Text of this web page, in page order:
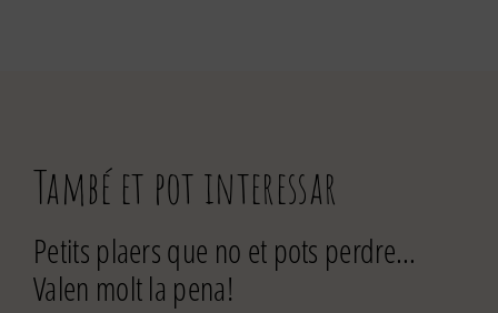
També et pot interessar
Petits plaers que no et pots perdre…
Valen molt la pena!